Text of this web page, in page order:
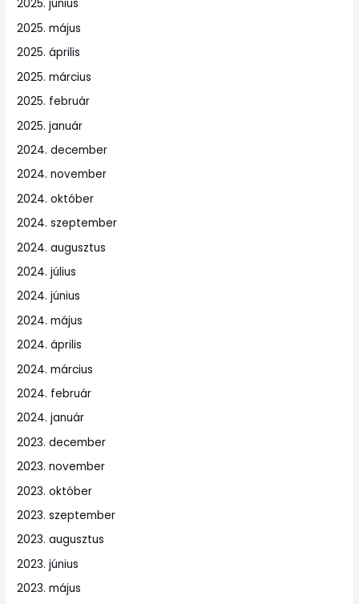
2025. június
2025. május
2025. április
2025. március
2025. február
2025. január
2024. december
2024. november
2024. október
2024. szeptember
2024. augusztus
2024. július
2024. június
2024. május
2024. április
2024. március
2024. február
2024. január
2023. december
2023. november
2023. október
2023. szeptember
2023. augusztus
2023. június
2023. május